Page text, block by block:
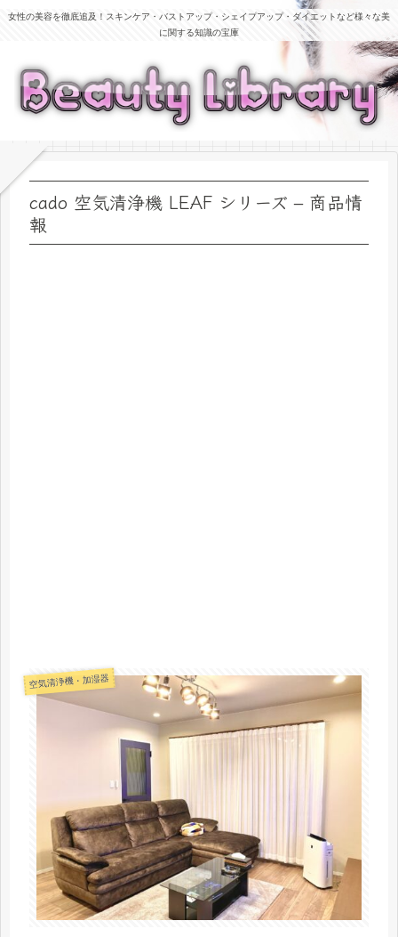
女性の美容を徹底追及！スキンケア・バストアップ・シェイプアップ・ダイエットなど様々な美
に関する知識の宝庫
cado 空気清浄機 LEAF シリーズ – 商品情
報
空気清浄機・加湿器